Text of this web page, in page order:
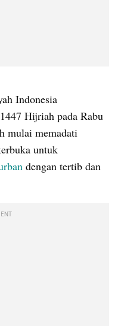
Indonesia
1447 Hijriah pada Rabu
mulai memadati
untuk
dengan tertib dan